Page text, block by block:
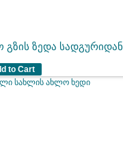
გზის ზედა სადგურიდან
to Cart